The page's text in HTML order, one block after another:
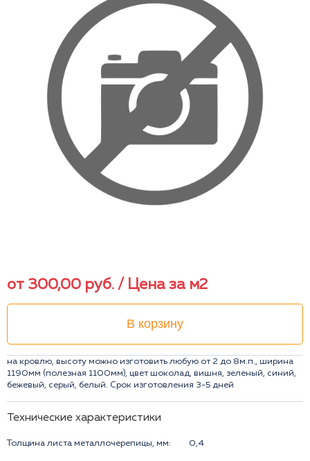
от 300,00 руб. / Цена за м2
В корзину
на кровлю, высоту можно изготовить любую от 2 до 8м.п., ширина
1190мм (полезная 1100мм), цвет шоколад, вишня, зеленый, синий,
бежевый, серый, белый. Срок изготовления 3-5 дней
Технические характеристики
Толщина листа металлочерепицы, мм: 0,4